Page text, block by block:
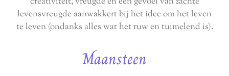
levensvreugde aanwakkert bij het idee om het leven
te leven (ondanks alles wat het ruw en tuimelend is).
Maansteen